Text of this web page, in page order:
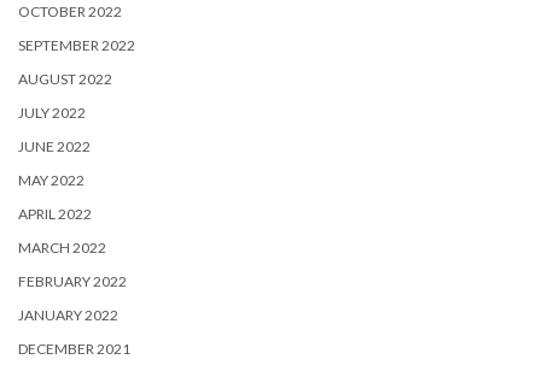
OCTOBER 2022
SEPTEMBER 2022
AUGUST 2022
JULY 2022
JUNE 2022
MAY 2022
APRIL 2022
MARCH 2022
FEBRUARY 2022
JANUARY 2022
DECEMBER 2021